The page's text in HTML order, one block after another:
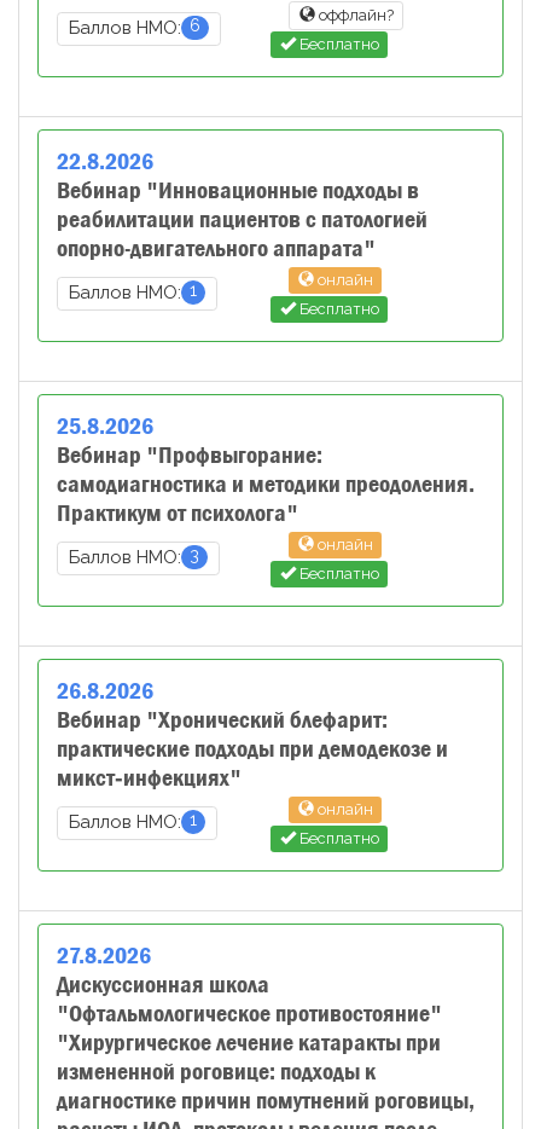
Баллов НМО: 6
оффлайн?
Бесплатно
22.8.2026
Вебинар "Инновационные подходы в
реабилитации пациентов с патологией
опорно-двигательного аппарата"
Баллов НМО: 1
онлайн
Бесплатно
25.8.2026
Вебинар "Профвыгорание:
самодиагностика и методики преодоления.
Практикум от психолога"
Баллов НМО: 3
онлайн
Бесплатно
26.8.2026
Вебинар "Хронический блефарит:
практические подходы при демодекозе и
микст‑инфекциях"
Баллов НМО: 1
онлайн
Бесплатно
27.8.2026
Дискуссионная школа
"Офтальмологическое противостояние"
"Хирургическое лечение катаракты при
измененной роговице: подходы к
диагностике причин помутнений роговицы,